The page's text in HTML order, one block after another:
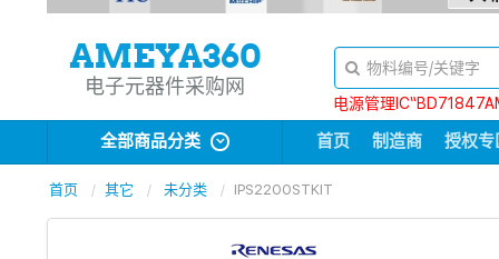
电子元器件采购网
电源管理
全部商品分类 首页 制造商 授权专
首页 其它 未分类 IPS2200STKIT